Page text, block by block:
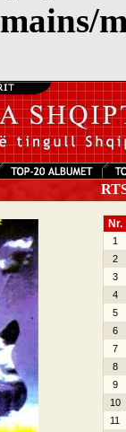
Nr.
1
2
3
4
5
6
7
8
9
10
11